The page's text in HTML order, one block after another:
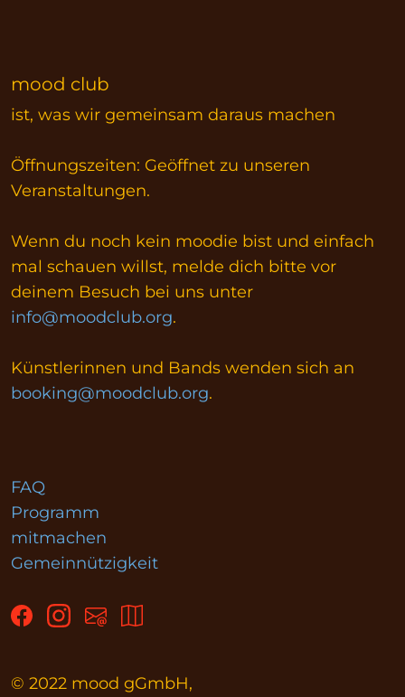
mood club
ist, was wir gemeinsam daraus machen
Öffnungszeiten: Geöffnet zu unseren
Veranstaltungen.
Wenn du noch kein moodie bist und einfach
mal schauen willst, melde dich bitte vor
deinem Besuch bei uns unter
info@moodclub.org.
Künstlerinnen und Bands wenden sich an
booking@moodclub.org.
FAQ
Programm
mitmachen
Gemeinnützigkeit
© 2022 mood gGmbH,